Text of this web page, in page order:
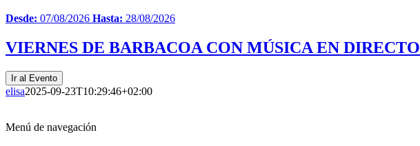
Desde: 07/08/2026 Hasta: 28/08/2026
VIERNES DE BARBACOA CON MÚSICA EN DIRECTO
Ir al Evento
elisa2025-09-23T10:29:46+02:00
Menú de navegación